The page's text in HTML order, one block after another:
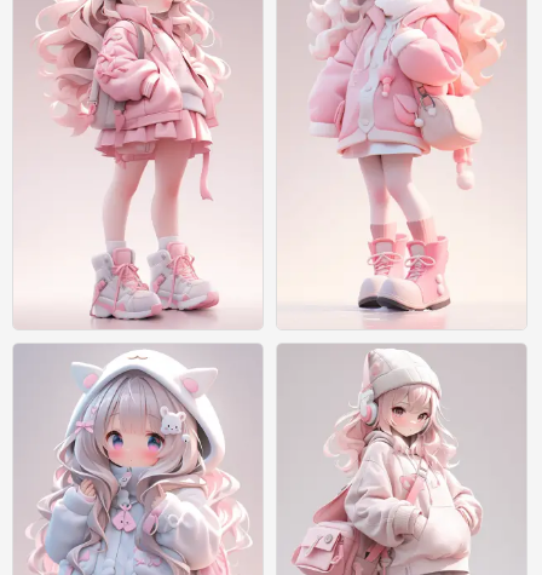
绘画 绘画